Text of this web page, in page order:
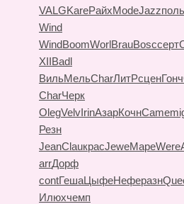
VALGKareРайхModeJazzполь
Wind
WindBoomWorlBrauBoscсерт
XIIBadl
ВильМельCharЛитРсценГонч
CharЧерк
OlegVelvIrinАзарКочнCame
Резн
JeanClauкрасJeweМареWere
arrДорф
contГешаЦыфеНеферазн
Илюхчемп